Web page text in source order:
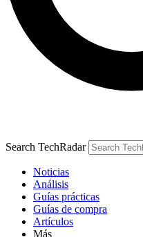
Search TechRadar
Noticias
Análisis
Guías prácticas
Guías de compra
Artículos
Más